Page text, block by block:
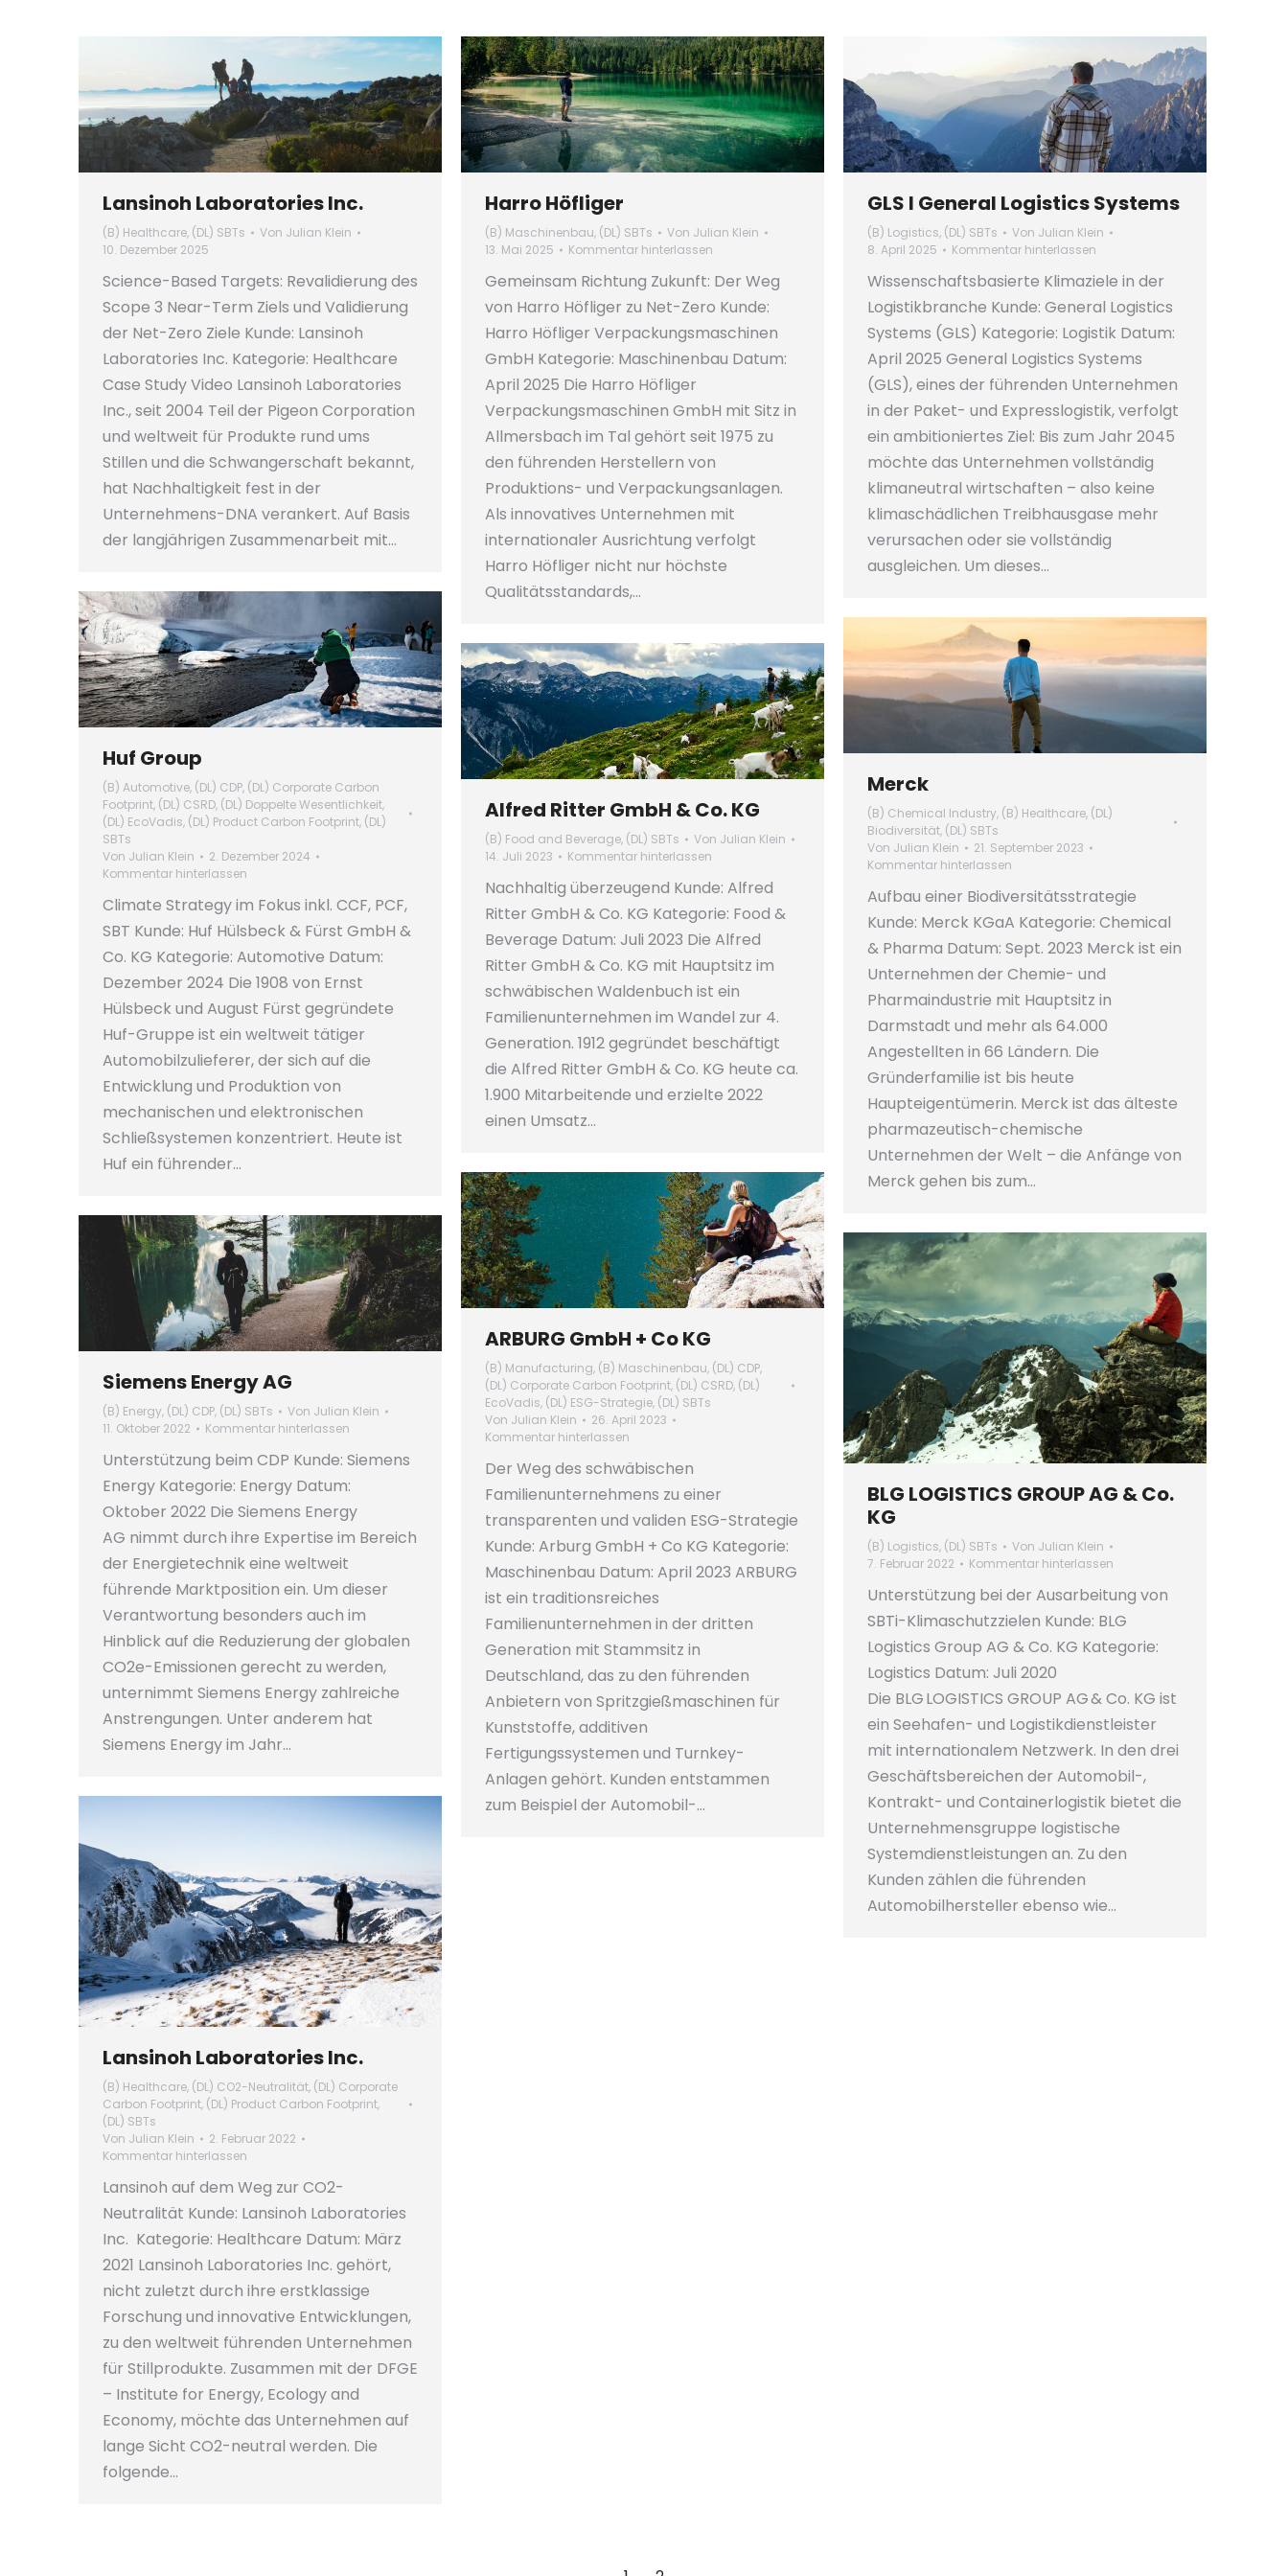
Lansinoh Laboratories Inc.
(B) Healthcare, (DL) SBTs Von Julian Klein
10. Dezember 2025
Science-Based Targets: Revalidierung des
Scope 3 Near-Term Ziels und Validierung
der Net-Zero Ziele Kunde: Lansinoh
Laboratories Inc. Kategorie: Healthcare
Case Study Video Lansinoh Laboratories
Inc., seit 2004 Teil der Pigeon Corporation
und weltweit für Produkte rund ums
Stillen und die Schwangerschaft bekannt,
hat Nachhaltigkeit fest in der
Unternehmens-DNA verankert. Auf Basis
der langjährigen Zusammenarbeit mit…
Harro Höfliger
(B) Maschinenbau, (DL) SBTs Von Julian Klein
13. Mai 2025
Kommentar hinterlassen
Gemeinsam Richtung Zukunft: Der Weg
von Harro Höfliger zu Net-Zero Kunde:
Harro Höfliger Verpackungsmaschinen
GmbH Kategorie: Maschinenbau Datum:
April 2025 Die Harro Höfliger
Verpackungsmaschinen GmbH mit Sitz in
Allmersbach im Tal gehört seit 1975 zu
den führenden Herstellern von
Produktions- und Verpackungsanlagen.
Als innovatives Unternehmen mit
internationaler Ausrichtung verfolgt
Harro Höfliger nicht nur höchste
Qualitätsstandards,…
GLS I General Logistics Systems
(B) Logistics, (DL) SBTs Von Julian Klein
8. April 2025
Kommentar hinterlassen
Wissenschaftsbasierte Klimaziele in der
Logistikbranche Kunde: General Logistics
Systems (GLS) Kategorie: Logistik Datum:
April 2025 General Logistics Systems
(GLS), eines der führenden Unternehmen
in der Paket- und Expresslogistik, verfolgt
ein ambitioniertes Ziel: Bis zum Jahr 2045
möchte das Unternehmen vollständig
klimaneutral wirtschaften – also keine
klimaschädlichen Treibhausgase mehr
verursachen oder sie vollständig
ausgleichen. Um dieses…
Huf Group
(B) Automotive, (DL) CDP, (DL) Corporate Carbon
Footprint, (DL) CSRD, (DL) Doppelte Wesentlichkeit,
(DL) EcoVadis, (DL) Product Carbon Footprint, (DL)
SBTs
Von Julian Klein
2. Dezember 2024
Kommentar hinterlassen
Climate Strategy im Fokus inkl. CCF, PCF,
SBT Kunde: Huf Hülsbeck & Fürst GmbH &
Co. KG Kategorie: Automotive Datum:
Dezember 2024 Die 1908 von Ernst
Hülsbeck und August Fürst gegründete
Huf-Gruppe ist ein weltweit tätiger
Automobilzulieferer, der sich auf die
Entwicklung und Produktion von
mechanischen und elektronischen
Schließsystemen konzentriert. Heute ist
Huf ein führender…
Merck
(B) Chemical Industry, (B) Healthcare, (DL)
Biodiversität, (DL) SBTs
Von Julian Klein
21. September 2023
Kommentar hinterlassen
Aufbau einer Biodiversitätsstrategie
Kunde: Merck KGaA Kategorie: Chemical
& Pharma Datum: Sept. 2023 Merck ist ein
Unternehmen der Chemie- und
Pharmaindustrie mit Hauptsitz in
Darmstadt und mehr als 64.000
Angestellten in 66 Ländern. Die
Gründerfamilie ist bis heute
Haupteigentümerin. Merck ist das älteste
pharmazeutisch-chemische
Unternehmen der Welt – die Anfänge von
Merck gehen bis zum…
Alfred Ritter GmbH & Co. KG
(B) Food and Beverage, (DL) SBTs Von Julian Klein
14. Juli 2023
Kommentar hinterlassen
Nachhaltig überzeugend Kunde: Alfred
Ritter GmbH & Co. KG Kategorie: Food &
Beverage Datum: Juli 2023 Die Alfred
Ritter GmbH & Co. KG mit Hauptsitz im
schwäbischen Waldenbuch ist ein
Familienunternehmen im Wandel zur 4.
Generation. 1912 gegründet beschäftigt
die Alfred Ritter GmbH & Co. KG heute ca.
1.900 Mitarbeitende und erzielte 2022
einen Umsatz…
ARBURG GmbH + Co KG
(B) Manufacturing, (B) Maschinenbau, (DL) CDP,
(DL) Corporate Carbon Footprint, (DL) CSRD, (DL)
EcoVadis, (DL) ESG-Strategie, (DL) SBTs
Von Julian Klein
26. April 2023
Kommentar hinterlassen
Der Weg des schwäbischen
Familienunternehmens zu einer
transparenten und validen ESG-Strategie
Kunde: Arburg GmbH + Co KG Kategorie:
Maschinenbau Datum: April 2023 ARBURG
ist ein traditionsreiches
Familienunternehmen in der dritten
Generation mit Stammsitz in
Deutschland, das zu den führenden
Anbietern von Spritzgießmaschinen für
Kunststoffe, additiven
Fertigungssystemen und Turnkey-
Anlagen gehört. Kunden entstammen
zum Beispiel der Automobil-…
Siemens Energy AG
(B) Energy, (DL) CDP, (DL) SBTs Von Julian Klein
11. Oktober 2022
Kommentar hinterlassen
Unterstützung beim CDP Kunde: Siemens
Energy Kategorie: Energy Datum:
Oktober 2022 Die Siemens Energy
AG nimmt durch ihre Expertise im Bereich
der Energietechnik eine weltweit
führende Marktposition ein. Um dieser
Verantwortung besonders auch im
Hinblick auf die Reduzierung der globalen
CO2e-Emissionen gerecht zu werden,
unternimmt Siemens Energy zahlreiche
Anstrengungen. Unter anderem hat
Siemens Energy im Jahr…
BLG LOGISTICS GROUP AG & Co.
KG
(B) Logistics, (DL) SBTs Von Julian Klein
7. Februar 2022
Kommentar hinterlassen
Unterstützung bei der Ausarbeitung von
SBTi-Klimaschutzzielen Kunde: BLG
Logistics Group AG & Co. KG Kategorie:
Logistics Datum: Juli 2020
Die BLG LOGISTICS GROUP AG & Co. KG ist
ein Seehafen- und Logistikdienstleister
mit internationalem Netzwerk. In den drei
Geschäftsbereichen der Automobil-,
Kontrakt- und Containerlogistik bietet die
Unternehmensgruppe logistische
Systemdienstleistungen an. Zu den
Kunden zählen die führenden
Automobilhersteller ebenso wie…
Lansinoh Laboratories Inc.
(B) Healthcare, (DL) CO2-Neutralität, (DL) Corporate
Carbon Footprint, (DL) Product Carbon Footprint,
(DL) SBTs
Von Julian Klein
2. Februar 2022
Kommentar hinterlassen
Lansinoh auf dem Weg zur CO2-
Neutralität Kunde: Lansinoh Laboratories
Inc. Kategorie: Healthcare Datum: März
2021 Lansinoh Laboratories Inc. gehört,
nicht zuletzt durch ihre erstklassige
Forschung und innovative Entwicklungen,
zu den weltweit führenden Unternehmen
für Stillprodukte. Zusammen mit der DFGE
– Institute for Energy, Ecology and
Economy, möchte das Unternehmen auf
lange Sicht CO2-neutral werden. Die
folgende…